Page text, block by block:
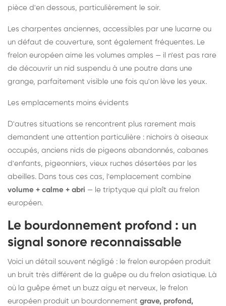
pièce d'en dessous, particulièrement le soir.
Les charpentes anciennes, accessibles par une lucarne ou
un défaut de couverture, sont également fréquentes. Le
frelon européen aime les volumes amples — il n'est pas rare
de découvrir un nid suspendu à une poutre dans une
grange, parfaitement visible une fois qu'on lève les yeux.
Les emplacements moins évidents
D'autres situations se rencontrent plus rarement mais
demandent une attention particulière : nichoirs à oiseaux
occupés, anciens nids de pigeons abandonnés, cabanes
d'enfants, pigeonniers, vieux ruches désertées par les
abeilles. Dans tous ces cas, l'emplacement combine
volume + calme + abri — le triptyque qui plaît au frelon
européen.
Le bourdonnement profond : un
signal sonore reconnaissable
Voici un détail souvent négligé : le frelon européen produit
un bruit très différent de la guêpe ou du frelon asiatique. Là
où la guêpe émet un buzz aigu et nerveux, le frelon
européen produit un bourdonnement grave, profond,